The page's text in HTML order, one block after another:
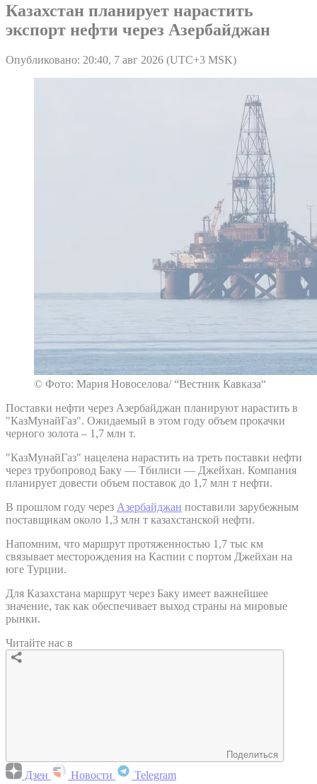
Казахстан планирует нарастить
экспорт нефти через Азербайджан
Опубликовано: 20:40, 7 авг 2026 (UTC+3 MSK)
© Фото: Мария Новоселова/ “Вестник Кавказа“
Поставки нефти через Азербайджан планируют нарастить в
"КазМунайГаз". Ожидаемый в этом году объем прокачки
черного золота – 1,7 млн т.
"КазМунайГаз" нацелена нарастить на треть поставки нефти
через трубопровод Баку — Тбилиси — Джейхан. Компания
планирует довести объем поставок до 1,7 млн т нефти.
В прошлом году через Азербайджан поставили зарубежным
поставщикам около 1,3 млн т казахстанской нефти.
Напомним, что маршрут протяженностью 1,7 тыс км
связывает месторождения на Каспии с портом Джейхан на
юге Турции.
Для Казахстана маршрут через Баку имеет важнейшее
значение, так как обеспечивает выход страны на мировые
рынки.
Читайте нас в
Поделиться
Дзен Новости Telegram